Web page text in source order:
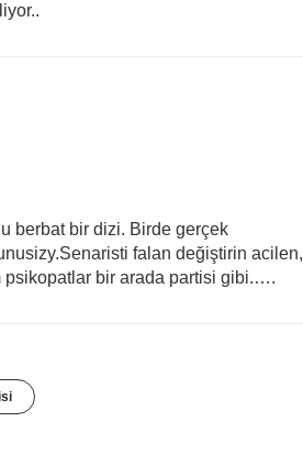
berbat bir dizi. Birde gerçek
falan değiştirin acilen,
psikopatlar bir arada partisi gibi.….